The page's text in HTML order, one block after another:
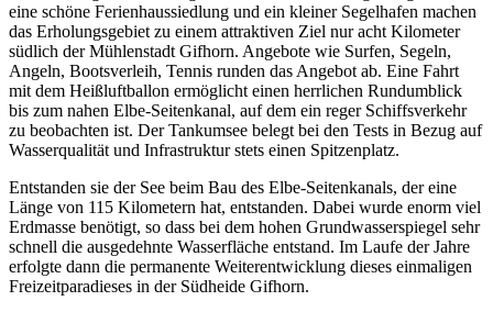
eine schöne Ferienhaussiedlung und ein kleiner Segelhafen machen
das Erholungsgebiet zu einem attraktiven Ziel nur acht Kilometer
südlich der Mühlenstadt Gifhorn. Angebote wie Surfen, Segeln,
Angeln, Bootsverleih, Tennis runden das Angebot ab. Eine Fahrt
mit dem Heißluftballon ermöglicht einen herrlichen Rundumblick
bis zum nahen Elbe-Seitenkanal, auf dem ein reger Schiffsverkehr
zu beobachten ist. Der Tankumsee belegt bei den Tests in Bezug auf
Wasserqualität und Infrastruktur stets einen Spitzenplatz.
Entstanden sie der See beim Bau des Elbe-Seitenkanals, der eine
Länge von 115 Kilometern hat, entstanden. Dabei wurde enorm viel
Erdmasse benötigt, so dass bei dem hohen Grundwasserspiegel sehr
schnell die ausgedehnte Wasserfläche entstand. Im Laufe der Jahre
erfolgte dann die permanente Weiterentwicklung dieses einmaligen
Freizeitparadieses in der Südheide Gifhorn.